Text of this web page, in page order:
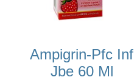
Ampigrin-Pfc Inf
Jbe 60 Ml